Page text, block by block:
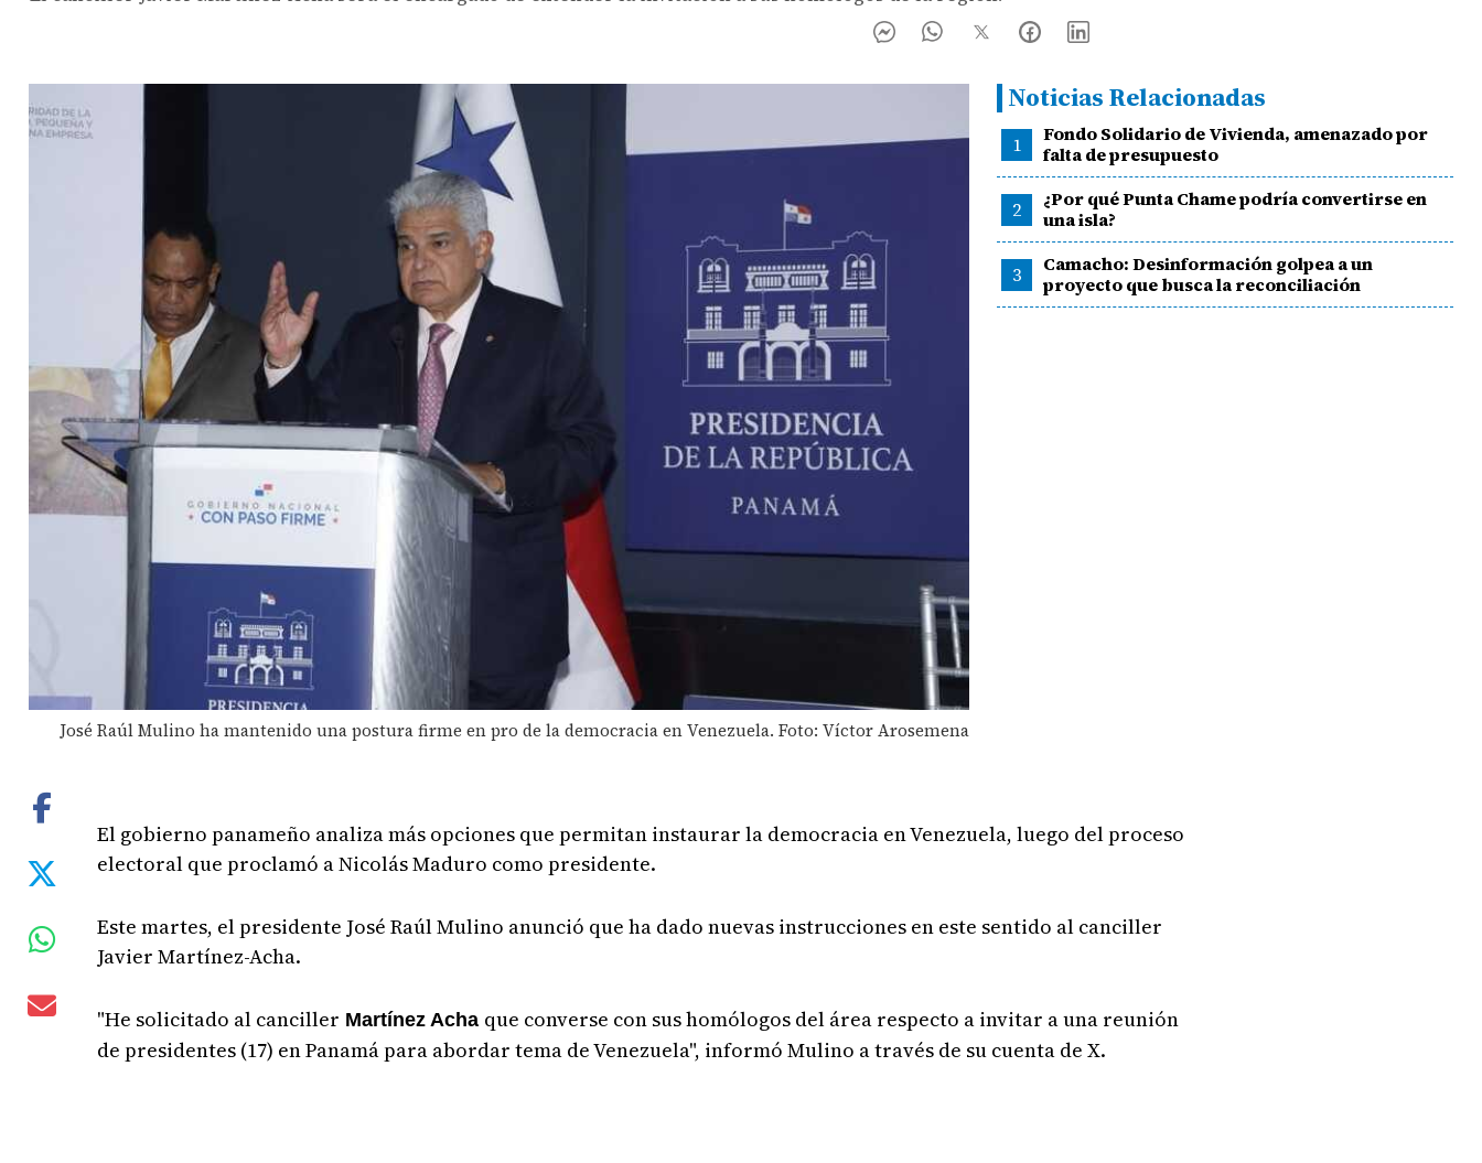
José Raúl Mulino ha mantenido una postura firme en pro de la democracia en Venezuela. Foto: Víctor Arosemena
Noticias Relacionadas
1
Fondo Solidario de Vivienda, amenazado por
falta de presupuesto
2
¿Por qué Punta Chame podría convertirse en
una isla?
3
Camacho: Desinformación golpea a un
proyecto que busca la reconciliación
El gobierno panameño analiza más opciones que permitan instaurar la democracia en Venezuela, luego del proceso
electoral que proclamó a Nicolás Maduro como presidente.
Este martes, el presidente José Raúl Mulino anunció que ha dado nuevas instrucciones en este sentido al canciller
Javier Martínez-Acha.
"He solicitado al canciller Martínez Acha que converse con sus homólogos del área respecto a invitar a una reunión
de presidentes (17) en Panamá para abordar tema de Venezuela", informó Mulino a través de su cuenta de X.